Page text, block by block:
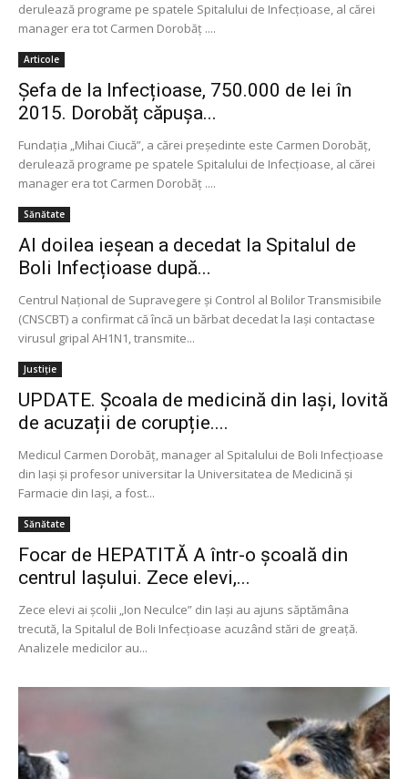
derulează programe pe spatele Spitalului de Infecțioase, al cărei
manager era tot Carmen Dorobăț ....
Articole
Șefa de la Infecțioase, 750.000 de lei în
2015. Dorobăț căpușa...
Fundația „Mihai Ciucă”, a cărei președinte este Carmen Dorobăț,
derulează programe pe spatele Spitalului de Infecțioase, al cărei
manager era tot Carmen Dorobăț ....
Sănătate
Al doilea ieșean a decedat la Spitalul de
Boli Infecțioase după...
Centrul Naţional de Supravegere şi Control al Bolilor Transmisibile
(CNSCBT) a confirmat că încă un bărbat decedat la Iaşi contactase
virusul gripal AH1N1, transmite...
Justiție
UPDATE. Școala de medicină din Iași, lovită
de acuzații de corupție....
Medicul Carmen Dorobăţ, manager al Spitalului de Boli Infecţioase
din Iaşi şi profesor universitar la Universitatea de Medicină şi
Farmacie din Iaşi, a fost...
Sănătate
Focar de HEPATITĂ A într-o școală din
centrul Iașului. Zece elevi,...
Zece elevi ai şcolii „Ion Neculce” din Iaşi au ajuns săptămâna
trecută, la Spitalul de Boli Infecţioase acuzând stări de greaţă.
Analizele medicilor au...